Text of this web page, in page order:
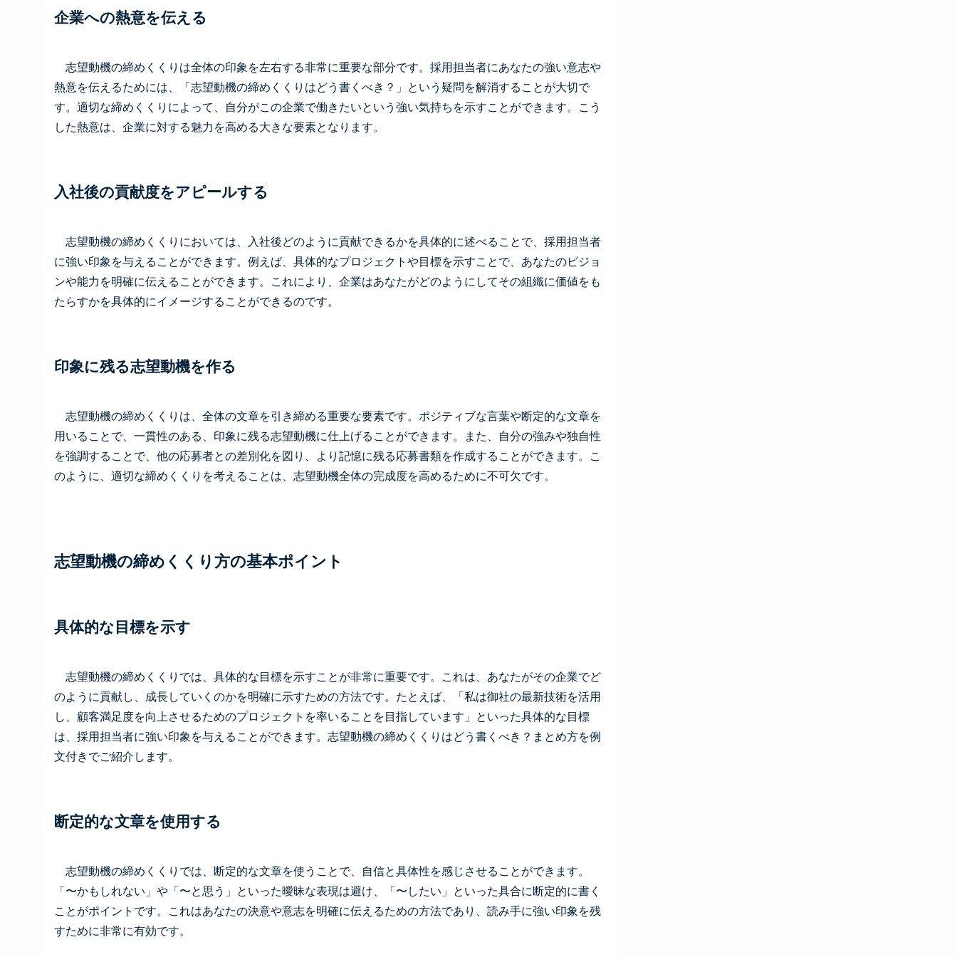
企業への熱意を伝える
志望動機の締めくくりは全体の印象を左右する非常に重要な部分です。採用担当者にあなたの強い意志や
熱意を伝えるためには、「志望動機の締めくくりはどう書くべき？」という疑問を解消することが大切で
す。適切な締めくくりによって、自分がこの企業で働きたいという強い気持ちを示すことができます。こう
した熱意は、企業に対する魅力を高める大きな要素となります。
入社後の貢献度をアピールする
志望動機の締めくくりにおいては、入社後どのように貢献できるかを具体的に述べることで、採用担当者
に強い印象を与えることができます。例えば、具体的なプロジェクトや目標を示すことで、あなたのビジョ
ンや能力を明確に伝えることができます。これにより、企業はあなたがどのようにしてその組織に価値をも
たらすかを具体的にイメージすることができるのです。
印象に残る志望動機を作る
志望動機の締めくくりは、全体の文章を引き締める重要な要素です。ポジティブな言葉や断定的な文章を
用いることで、一貫性のある、印象に残る志望動機に仕上げることができます。また、自分の強みや独自性
を強調することで、他の応募者との差別化を図り、より記憶に残る応募書類を作成することができます。こ
のように、適切な締めくくりを考えることは、志望動機全体の完成度を高めるために不可欠です。
志望動機の締めくくり方の基本ポイント
具体的な目標を示す
志望動機の締めくくりでは、具体的な目標を示すことが非常に重要です。これは、あなたがその企業でど
のように貢献し、成長していくのかを明確に示すための方法です。たとえば、「私は御社の最新技術を活用
し、顧客満足度を向上させるためのプロジェクトを率いることを目指しています」といった具体的な目標
は、採用担当者に強い印象を与えることができます。志望動機の締めくくりはどう書くべき？まとめ方を例
文付きでご紹介します。
断定的な文章を使用する
志望動機の締めくくりでは、断定的な文章を使うことで、自信と具体性を感じさせることができます。
「〜かもしれない」や「〜と思う」といった曖昧な表現は避け、「〜したい」といった具合に断定的に書く
ことがポイントです。これはあなたの決意や意志を明確に伝えるための方法であり、読み手に強い印象を残
すために非常に有効です。